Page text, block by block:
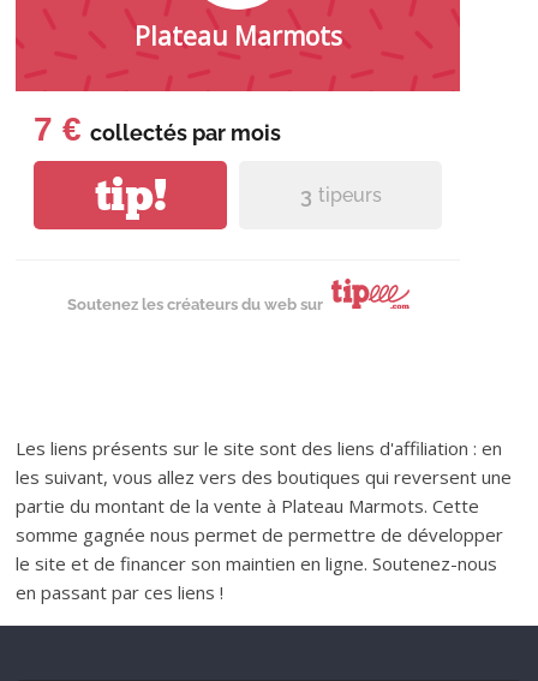
Plateau Marmots
7 € collectés par mois
tip! 3 tipeurs
Soutenez les créateurs du web sur
Les liens présents sur le site sont des liens d'affiliation : en
les suivant, vous allez vers des boutiques qui reversent une
partie du montant de la vente à Plateau Marmots. Cette
somme gagnée nous permet de permettre de développer
le site et de financer son maintien en ligne. Soutenez-nous
en passant par ces liens !